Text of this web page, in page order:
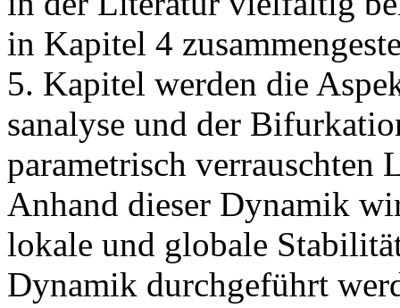
in Kapitel 4
5. Kapitel werden die
sanalyse und der
parametrisch verrauschten
Anhand dieser Dynamik
lokale und globale
Dynamik durchgeführt